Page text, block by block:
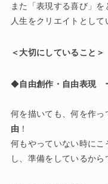
また「表現する喜び」を
人生をクリエイトとして
＜大切にしていること＞
◆自由創作・自由表現
何を描いても、何を作っ
由 ！
何もやっていない時にこ
し、準備をしているから